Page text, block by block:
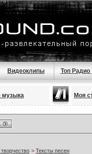
Видеоклипы Топ Радио
музыка Моя
> Тексты песен